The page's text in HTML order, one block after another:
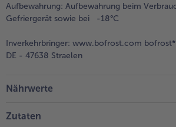
Aufbewahrung: Aufbewahrung beim
Gefriergerät sowie bei -18°C
Inverkehrbringer: www.bofrost.com
DE - 47638 Straelen
Nährwerte
Zutaten